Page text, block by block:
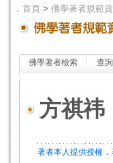
． 首頁 > 佛學著者規範
佛學著者檢索 查
方祺祎
著者本人提供授權 ．